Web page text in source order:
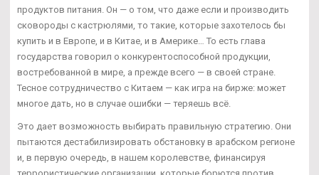
продуктов питания. Он — о том, что даже если и производить
сковороды с кастрюлями, то такие, которые захотелось бы
купить и в Европе, и в Китае, и в Америке… То есть глава
государства говорил о конкурентоспособной продукции,
востребованной в мире, а прежде всего — в своей стране.
Тесное сотрудничество с Китаем — как игра на бирже: может
многое дать, но в случае ошибки — теряешь всё.
Это дает возможность выбирать правильную стратегию. Они
пытаются дестабилизировать обстановку в арабском регионе
и, в первую очередь, в нашем королевстве, финансируя